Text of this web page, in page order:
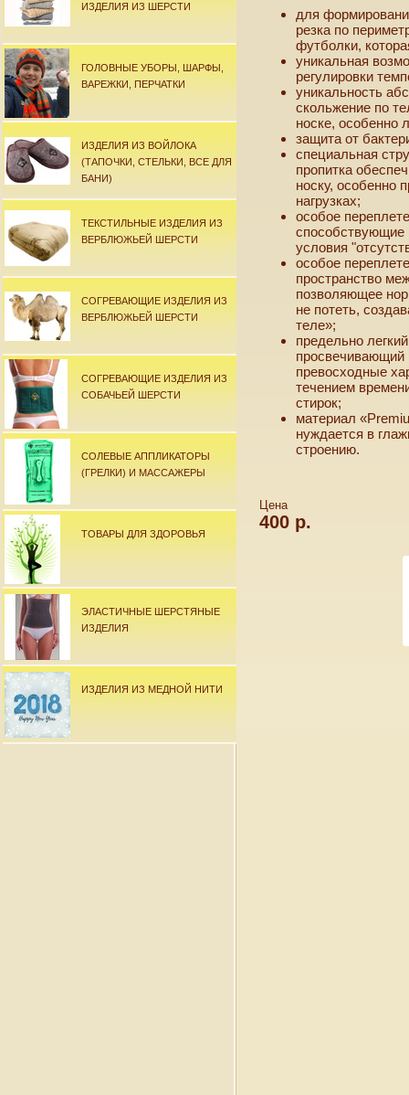
ИЗДЕЛИЯ ИЗ ШЕРСТИ
ГОЛОВНЫЕ УБОРЫ, ШАРФЫ,
ВАРЕЖКИ, ПЕРЧАТКИ
ИЗДЕЛИЯ ИЗ ВОЙЛОКА
(ТАПОЧКИ, СТЕЛЬКИ, ВСЕ ДЛЯ
БАНИ)
ТЕКСТИЛЬНЫЕ ИЗДЕЛИЯ ИЗ
ВЕРБЛЮЖЬЕЙ ШЕРСТИ
СОГРЕВАЮЩИЕ ИЗДЕЛИЯ ИЗ
ВЕРБЛЮЖЬЕЙ ШЕРСТИ
СОГРЕВАЮЩИЕ ИЗДЕЛИЯ ИЗ
СОБАЧЬЕЙ ШЕРСТИ
СОЛЕВЫЕ АППЛИКАТОРЫ
(ГРЕЛКИ) И МАССАЖЕРЫ
ТОВАРЫ ДЛЯ ЗДОРОВЬЯ
ЭЛАСТИЧНЫЕ ШЕРСТЯНЫЕ
ИЗДЕЛИЯ
ИЗДЕЛИЯ ИЗ МЕДНОЙ НИТИ
для
резка по
футболки,
уникальная
регулировки
уникальность
скольжение по
носке, особенно
защита от
специальная
пропитка
носку, особенно
нагрузках;
особое
способствующие
условия
особое
пространство
позволяющее
не потеть,
теле»;
предельно
просвечивающий
превосходные
течением
стирок;
материал
нуждается в
строению.
Цена
400 р.